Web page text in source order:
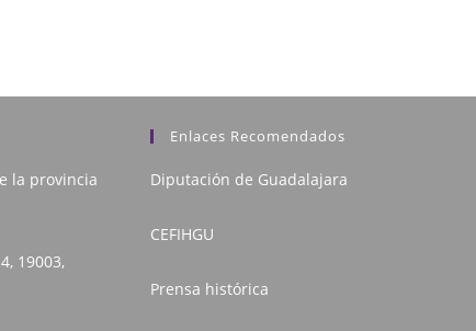
la provincia
19003,
Enlaces Recomendados
Diputación de Guadalajara
CEFIHGU
Prensa histórica